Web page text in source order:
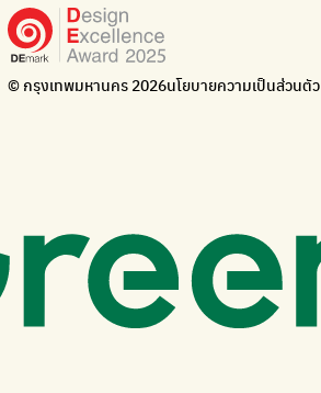
© กรุงเทพมหานคร 2026นโยบายความเป็นส่วนตัว